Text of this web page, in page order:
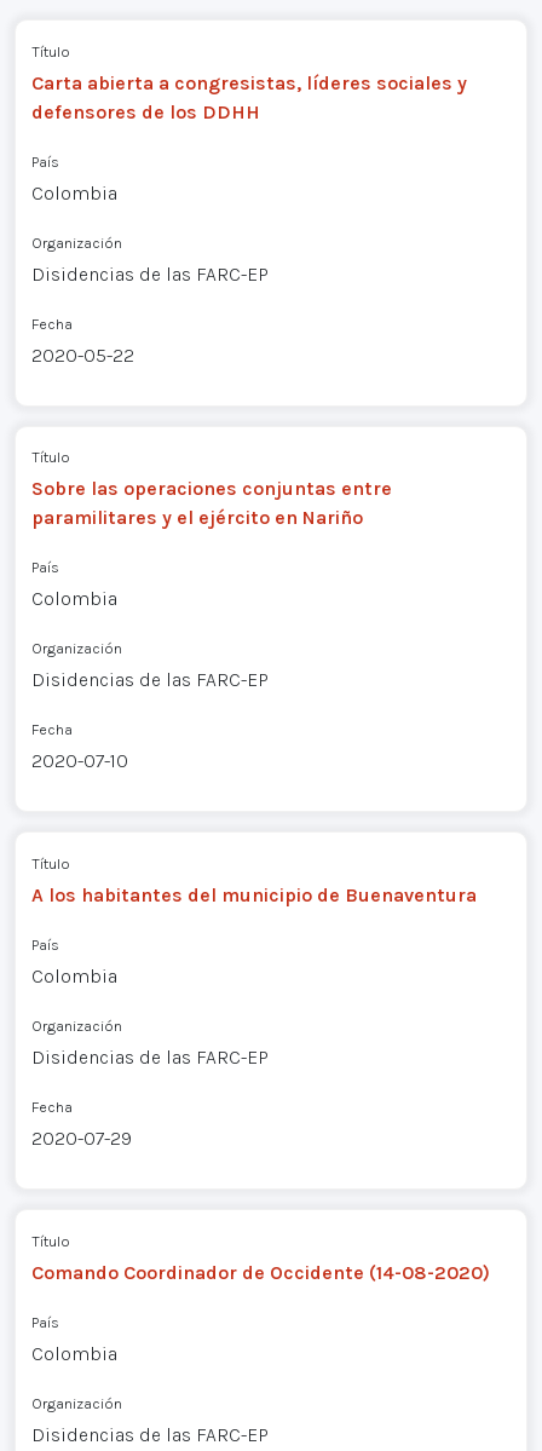
Título
Carta abierta a congresistas, líderes sociales y
defensores de los DDHH
País
Colombia
Organización
Disidencias de las FARC-EP
Fecha
2020-05-22
Título
Sobre las operaciones conjuntas entre
paramilitares y el ejército en Nariño
País
Colombia
Organización
Disidencias de las FARC-EP
Fecha
2020-07-10
Título
A los habitantes del municipio de Buenaventura
País
Colombia
Organización
Disidencias de las FARC-EP
Fecha
2020-07-29
Título
Comando Coordinador de Occidente (14-08-2020)
País
Colombia
Organización
Disidencias de las FARC-EP